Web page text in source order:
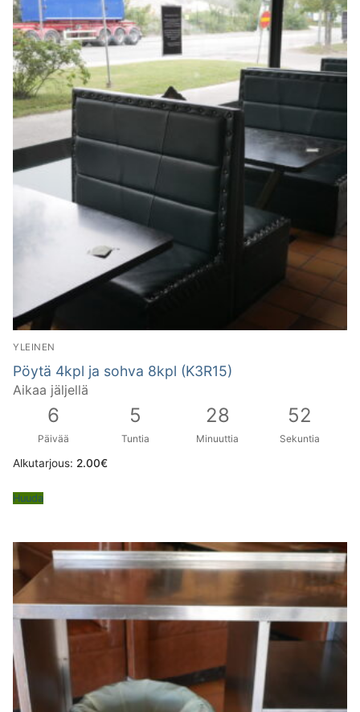
YLEINEN
Pöytä 4kpl ja sohva 8kpl (K3R15)
Aikaa jäljellä
6
Päivää
5
Tuntia
28
Minuuttia
51
Sekuntia
Alkutarjous: 2.00€
Huuda